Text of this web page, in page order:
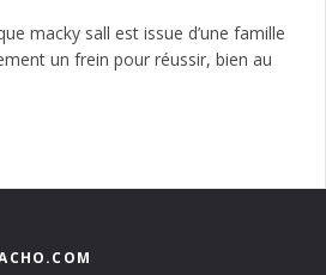
macky sall est issue d’une famille
un frein pour réussir, bien au